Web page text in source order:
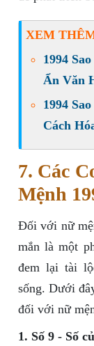
XEM
1994
Ẩn Văn
1994
Cách
7. Các
Mệnh
Đối với nữ
mắn là một
đem lại tài
sống. Dưới
đối với nữ
1. Số 9 - Số